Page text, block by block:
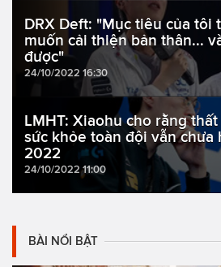
DRX Deft: "Mục tiêu của tôi
muốn cải thiện bản thân...
được"
24/10/2022 16:30
LMHT: Xiaohu cho rằng thất
sức khỏe toàn đội vẫn chưa
2022
24/10/2022 11:00
BÀI NỔI BẬT